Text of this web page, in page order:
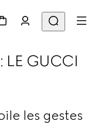
LE GUCCI
les gestes